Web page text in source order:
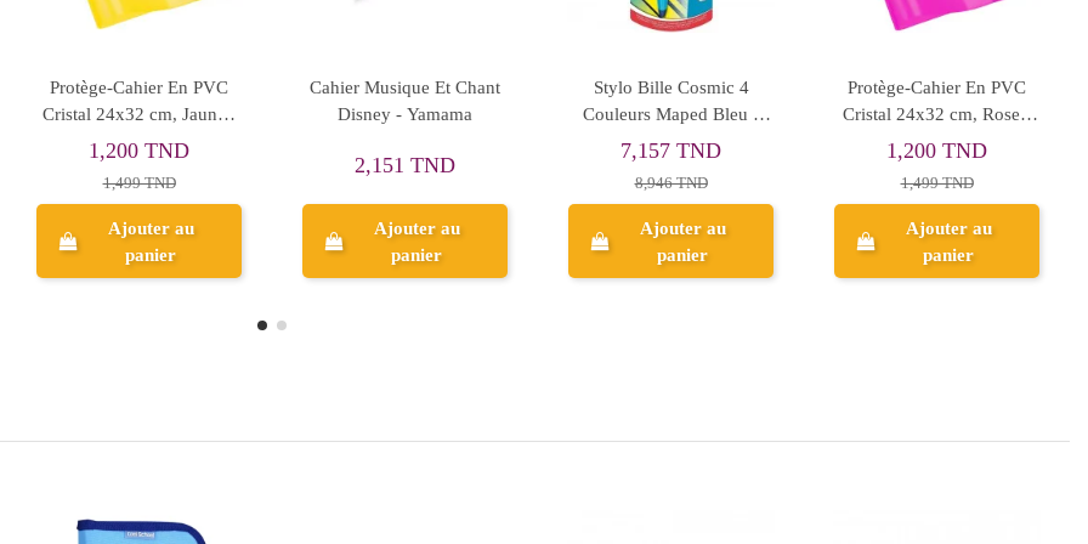
Stylo Bille Cosmic 4
Couleurs Maped Bleu -
Réf.229443
7,157 TND
8,946 TND
Ajouter au
panier
Protège-Cahier En PVC
Cristal 24x32 cm, Rose -
Ajouter au
panier
Godet Pot avec 3 Sections
- ARK
1,333 TND
1,666 TND
Ajouter au
panier
Carnet de 158 Stickers
Masha & Avengers 2
3,903 TND
Ajouter au
panier